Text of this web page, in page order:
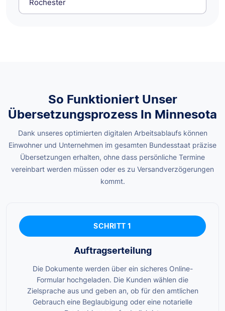
Rochester
So Funktioniert Unser
Übersetzungsprozess In Minnesota
Dank unseres optimierten digitalen Arbeitsablaufs können
Einwohner und Unternehmen im gesamten Bundesstaat präzise
Übersetzungen erhalten, ohne dass persönliche Termine
vereinbart werden müssen oder es zu Versandverzögerungen
kommt.
SCHRITT 1
Auftragserteilung
Die Dokumente werden über ein sicheres Online-
Formular hochgeladen. Die Kunden wählen die
Zielsprache aus und geben an, ob für den amtlichen
Gebrauch eine Beglaubigung oder eine notarielle